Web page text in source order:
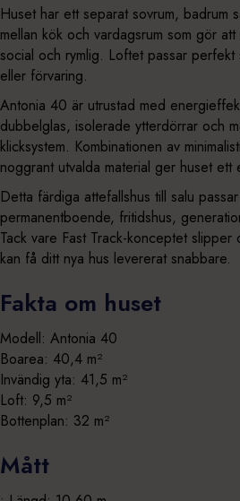
Huset har ett separat sovrum, badrum
mellan kök och vardagsrum som gör
social och rymlig. Loftet passar
eller förvaring.
Antonia 40 är utrustad med
dubbelglas, isolerade ytterdörrar och
klicksystem. Kombinationen av
noggrant utvalda material ger huset ett
Detta färdiga attefallshus till salu
permanentboende, fritidshus,
Tack vare Fast Track-konceptet
kan få ditt nya hus levererat snabbare.
Fakta om huset
Modell: Antonia 40
Boarea: 40,4 m²
Invändig yta: 41,5 m²
Loft: 9,5 m²
Bottenplan: 32 m²
Mått